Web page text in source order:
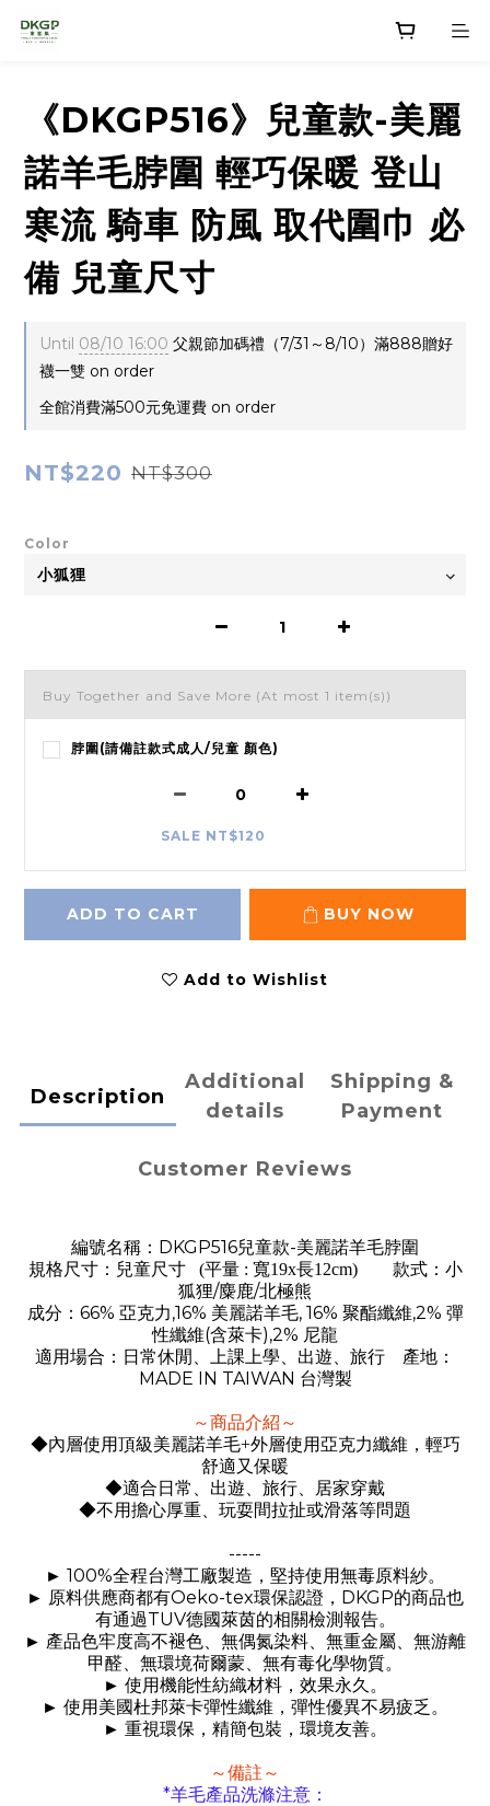
《DKGP516》兒童款-美麗
諾羊毛脖圍 輕巧保暖 登山
寒流 騎車 防風 取代圍巾 必
備 兒童尺寸
Until 08/10 16:00 父親節加碼禮（7/31～8/10）滿888贈好
襪一雙 on order
全館消費滿500元免運費 on order
NT$220 NT$300
Color
Buy Together and Save More (At most 1 item(s))
脖圍(請備註款式成人/兒童 顏色)
SALE NT$120
ADD TO CART BUY NOW
Add to Wishlist
Description
Additional
details
Shipping &
Payment
Customer Reviews
編號名稱： DKGP516兒童款-美麗諾羊毛脖圍
規格尺寸：兒童尺寸 (平量 : 寬19x長12cm)
款式：小
狐狸/麋鹿/北極熊
成分： 66% 亞克力,16% 美麗諾羊毛, 16% 聚酯纖維,2% 彈
性纖維(含萊卡),2% 尼龍
適用場合：日常休閒、上課上學、出遊、旅行 產地：
MADE IN TAIWAN 台灣製
～商品介紹～
◆內層使用頂級美麗諾羊毛+外層使用亞克力纖維，輕巧
舒適又保暖
◆適合日常、出遊、旅行、居家穿戴
◆不用擔心厚重、玩耍間拉扯或滑落等問題
-----
► 100%全程台灣工廠製造，堅持使用無毒原料紗。
► 原料供應商都有Oeko-tex環保認證， DKGP的商品也
有通過TUV德國萊茵的相關檢測報告。
► 產品色牢度高不褪色、無偶氮染料、無重金屬、無游離
甲醛、無環境荷爾蒙、無有毒化學物質。
► 使用機能性紡織材料，效果永久。
► 使用美國杜邦萊卡彈性纖維，彈性優異不易疲乏。
► 重視環保，精簡包裝，環境友善。
～備註～
*羊毛產品洗滌注意：